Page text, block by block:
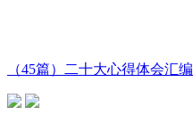
（45篇）二十大心得体会汇编